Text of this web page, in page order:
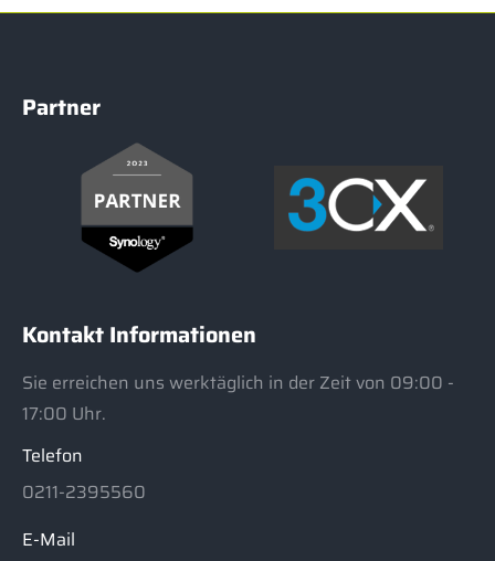
Partner
Kontakt Informationen
Sie erreichen uns werktäglich in der Zeit von 09:00 -
17:00 Uhr.
Telefon
0211-2395560
E-Mail